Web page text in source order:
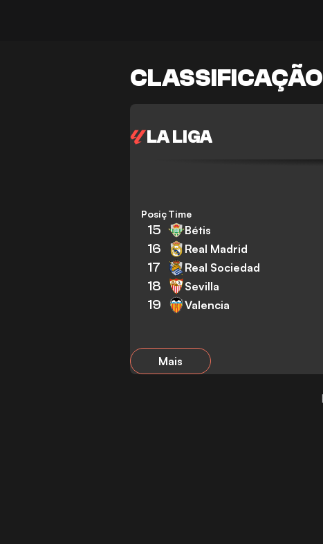
CLASSIFICAÇÃO
LA LIGA
PosiçãoTime
15 Bétis
16 Real Madrid
17 Real Sociedad
18 Sevilla
19 Valencia
Mais